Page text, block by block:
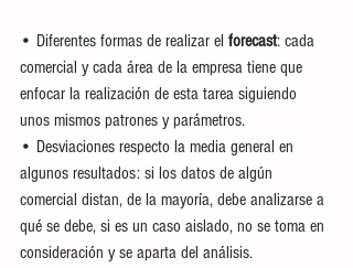
• Diferentes formas de realizar el forecast: cada
comercial y cada área de la empresa tiene que
enfocar la realización de esta tarea siguiendo
unos mismos patrones y parámetros.
• Desviaciones respecto la media general en
algunos resultados: si los datos de algún
comercial distan, de la mayoría, debe analizarse a
qué se debe, si es un caso aislado, no se toma en
consideración y se aparta del análisis.